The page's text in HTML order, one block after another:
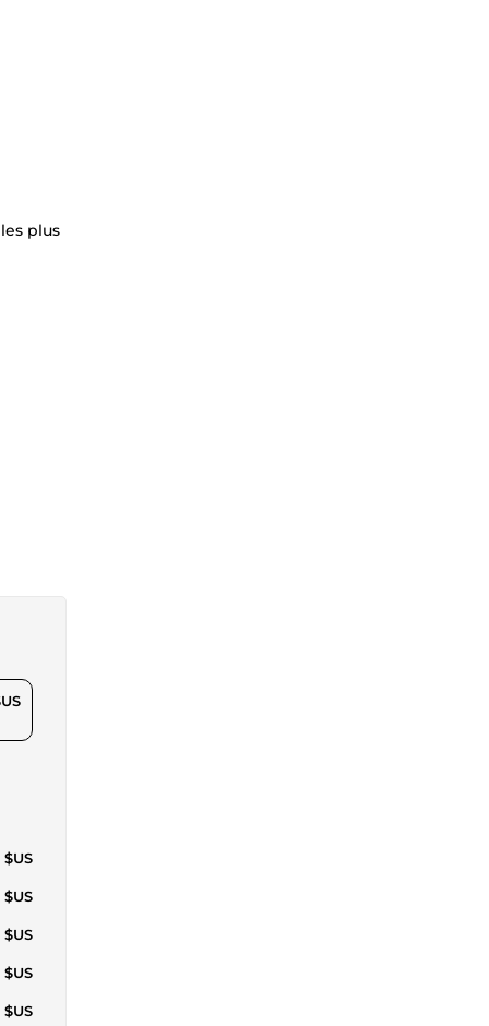
plus
$US
$US
$US
$US
$US